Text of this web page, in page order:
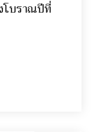
โบราณปีที่